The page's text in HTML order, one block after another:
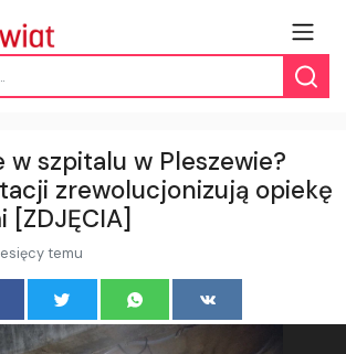
w szpitalu w Pleszewie?
zrewolucjonizują opiekę
temu